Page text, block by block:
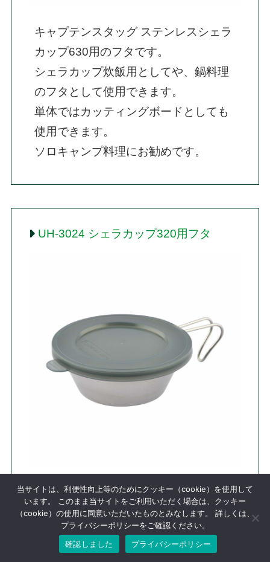
キャプテンスタッグ ステンレスシェラ
カップ630用のフタです。
シェラカップ炊飯用としてや、鍋料理
のフタとして使用できます。
単体ではカッティングボードとしても
使用できます。
ソロキャンプ料理にお勧めです。
UH-3024 シェラカップ320用フタ
ありそうで無かった新発想。シェラカ
ップが保存容器として使える専用フ
フタのくぼみでスッキリと積み重ねが
当サイトは、利便性向上等のためにクッキー（cookie）を使用して
います。 このまま当サイトをご利用いただく場合は、クッキー
（cookie）の使用に同意いただいたものとみなします。 詳しくは、
プライバシーポリシーをご確認ください。
確認しました
プライバシーポリシー